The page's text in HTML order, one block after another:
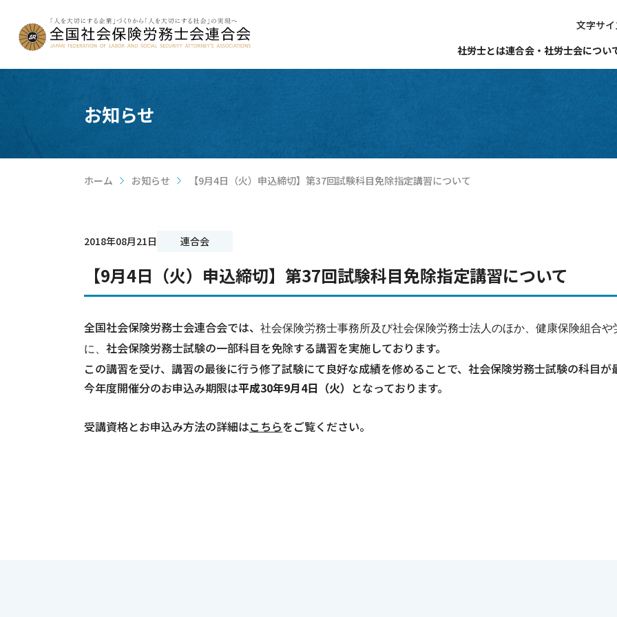
文字サ
社労士とは連合会・社労士会につい
お知らせ
ホーム >
お知らせ 【9月4日（火）申込締切】第37回試験科目免除指定講習について
2018年08月21日 連合会
【9月4日（火）申込締切】第37回試験科目免除指定講習について
全国社会保険労務士会連合会では、
社会保険労務士事務所及び社会保険労務士法人のほか、健康保険組合
に、 社会保険労務士試験の一部科目を免除する講習を実施しております。
この講習を受け、講習の最後に行う修了試験にて良好な成績を修めることで、社会保険労務士試験の科目
今年度開催分のお申込み期限は平成30年9月4日（火） となっております。
受講資格とお申込み方法の詳細はこちらをご覧ください。